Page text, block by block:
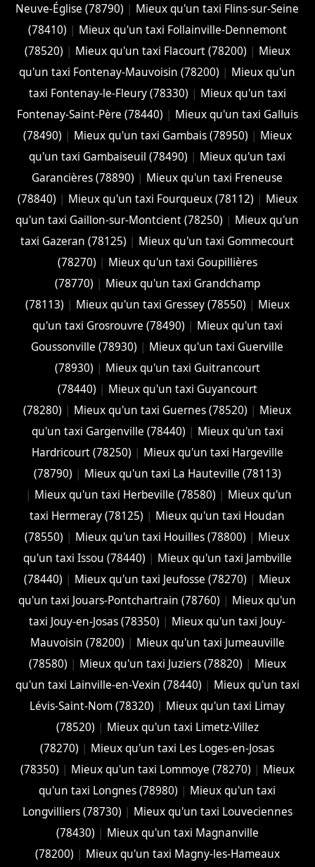
Neuve-Église (78790) | Mieux qu'un taxi Flins-sur-Seine
(78410) | Mieux qu'un taxi Follainville-Dennemont
(78520) | Mieux qu'un taxi Flacourt (78200) | Mieux
qu'un taxi Fontenay-Mauvoisin (78200) | Mieux qu'un
taxi Fontenay-le-Fleury (78330) | Mieux qu'un taxi
Fontenay-Saint-Père (78440) | Mieux qu'un taxi Galluis
(78490) | Mieux qu'un taxi Gambais (78950) | Mieux
qu'un taxi Gambaiseuil (78490) | Mieux qu'un taxi
Garancières (78890) | Mieux qu'un taxi Freneuse
(78840) | Mieux qu'un taxi Fourqueux (78112) | Mieux
qu'un taxi Gaillon-sur-Montcient (78250) | Mieux qu'un
taxi Gazeran (78125) | Mieux qu'un taxi Gommecourt
(78270) | Mieux qu'un taxi Goupillières
(78770) | Mieux qu'un taxi Grandchamp
(78113) | Mieux qu'un taxi Gressey (78550) | Mieux
qu'un taxi Grosrouvre (78490) | Mieux qu'un taxi
Goussonville (78930) | Mieux qu'un taxi Guerville
(78930) | Mieux qu'un taxi Guitrancourt
(78440) | Mieux qu'un taxi Guyancourt
(78280) | Mieux qu'un taxi Guernes (78520) | Mieux
qu'un taxi Gargenville (78440) | Mieux qu'un taxi
Hardricourt (78250) | Mieux qu'un taxi Hargeville
(78790) | Mieux qu'un taxi La Hauteville (78113)
| Mieux qu'un taxi Herbeville (78580) | Mieux qu'un
taxi Hermeray (78125) | Mieux qu'un taxi Houdan
(78550) | Mieux qu'un taxi Houilles (78800) | Mieux
qu'un taxi Issou (78440) | Mieux qu'un taxi Jambville
(78440) | Mieux qu'un taxi Jeufosse (78270) | Mieux
qu'un taxi Jouars-Pontchartrain (78760) | Mieux qu'un
taxi Jouy-en-Josas (78350) | Mieux qu'un taxi Jouy-
Mauvoisin (78200) | Mieux qu'un taxi Jumeauville
(78580) | Mieux qu'un taxi Juziers (78820) | Mieux
qu'un taxi Lainville-en-Vexin (78440) | Mieux qu'un taxi
Lévis-Saint-Nom (78320) | Mieux qu'un taxi Limay
(78520) | Mieux qu'un taxi Limetz-Villez
(78270) | Mieux qu'un taxi Les Loges-en-Josas
(78350) | Mieux qu'un taxi Lommoye (78270) | Mieux
qu'un taxi Longnes (78980) | Mieux qu'un taxi
Longvilliers (78730) | Mieux qu'un taxi Louveciennes
(78430) | Mieux qu'un taxi Magnanville
(78200) | Mieux qu'un taxi Magny-les-Hameaux